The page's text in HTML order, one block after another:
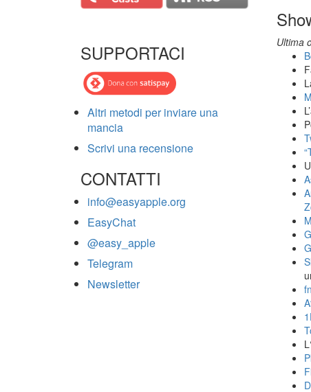
SUPPORTACI
Altri metodi per inviare una
mancia
Scrivi una recensione
CONTATTI
info@easyapple.org
EasyChat
@easy_apple
Telegram
Newsletter
Ultima
L‘